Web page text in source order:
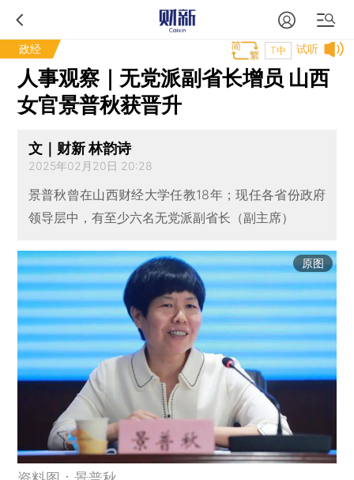
政经 试听
T中
人事观察｜无党派副省长增员 山西
女官景普秋获晋升
文｜财新 林韵诗
2025年02月20日 20:28
景普秋曾在山西财经大学任教18年；现任各省份政府
领导层中，有至少六名无党派副省长（副主席）
原图